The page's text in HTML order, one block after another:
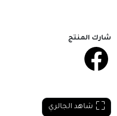
شارك المنتج
شاهد الجالري